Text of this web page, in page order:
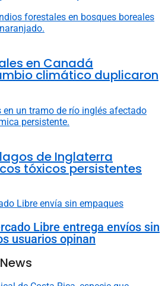
en Canadá
climático duplicaron
de Inglaterra
tóxicos persistentes
Libre entrega envíos sin
usuarios opinan